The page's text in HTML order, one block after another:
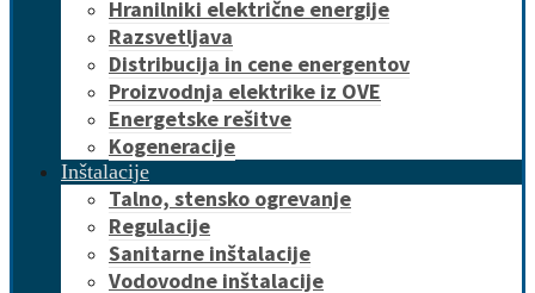
Hranilniki električne energije
Razsvetljava
Distribucija in cene energentov
Proizvodnja elektrike iz OVE
Energetske rešitve
Kogeneracije
Inštalacije
Talno, stensko ogrevanje
Regulacije
Sanitarne inštalacije
Vodovodne inštalacije